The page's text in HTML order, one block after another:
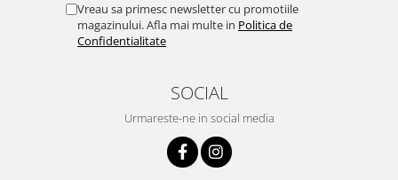
Vreau sa primesc newsletter cu promotiile
magazinului. Afla mai multe in Politica de
Confidentialitate
SOCIAL
Urmareste-ne in social media